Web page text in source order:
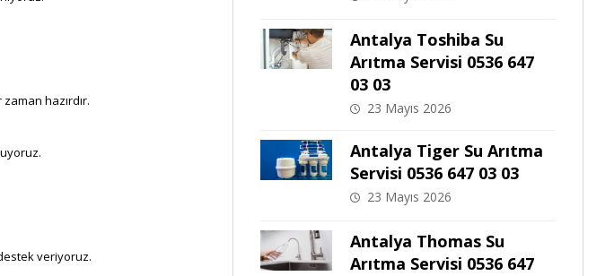
hazırdır.
veriyoruz.
Antalya Toshiba Su
Arıtma Servisi 0536 647
03 03
23 Mayıs 2026
Antalya Tiger Su Arıtma
Servisi 0536 647 03 03
23 Mayıs 2026
Antalya Thomas Su
Arıtma Servisi 0536 647